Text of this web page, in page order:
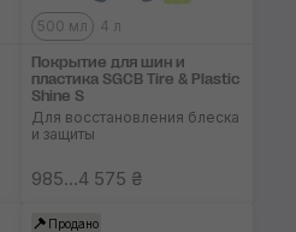
500 мл 4 л
Покрытие для шин и
пластика SGCB Tire & Plastic
Shine S
Для восстановления блеска
и защиты
985...4 575 ₴
Продано